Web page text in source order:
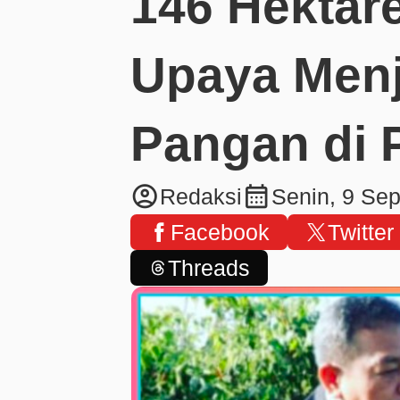
Upaya
Pangan di
account_circleRedaksi calendar_monthSenin, 9
Facebook
Twitter
Threads